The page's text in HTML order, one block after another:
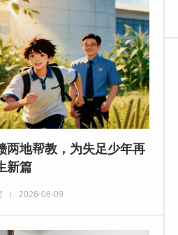
两地帮教，为失足少年再
新篇
| 2026-06-09